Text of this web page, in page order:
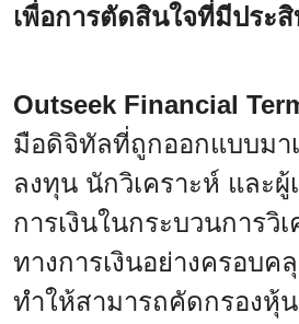
เพื่อการตัดสินใจที่มีประ
Outseek Financial
มือดิจิทัลที่ถูกออกแบบมา
ลงทุน นักวิเคราะห์ และ
การเงินในกระบวนการวิ
ทางการเงินอย่างครอบค
ทำให้สามารถคัดกรองหุ้